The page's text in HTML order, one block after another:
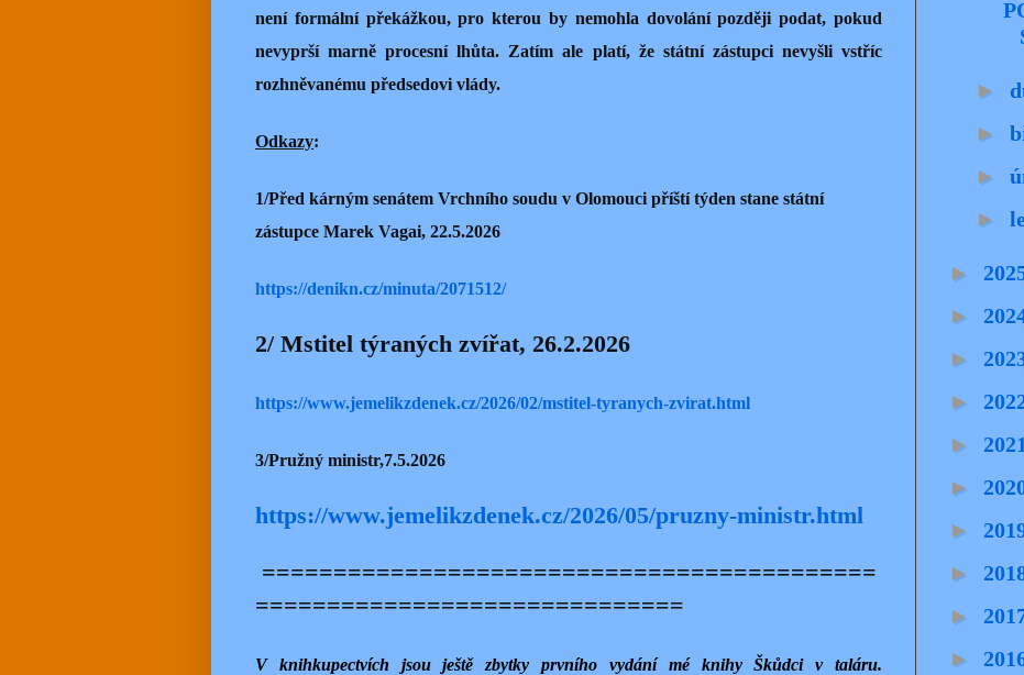
není formální překážkou, pro kterou by nemohla dovolání později podat, pokud
nevyprší marně procesní lhůta. Zatím ale platí, že státní zástupci nevyšli vstříc
rozhněvanému předsedovi vlády.
Odkazy:
1/Před kárným senátem Vrchního soudu v Olomouci příští týden stane státní
zástupce Marek Vagai, 22.5.2026
https://denikn.cz/minuta/2071512/
2/ Mstitel týraných zvířat, 26.2.2026
https://www.jemelikzdenek.cz/2026/02/mstitel-tyranych-zvirat.html
3/Pružný ministr,7.5.2026
https://www.jemelikzdenek.cz/2026/05/pruzny-ministr.html
===========================================
==============================
V knihkupectvích jsou ještě zbytky prvního vydání mé knihy Škůdci v taláru.
►
►
►
►
►
►
►
►
► 2021
►
►
►
►
►